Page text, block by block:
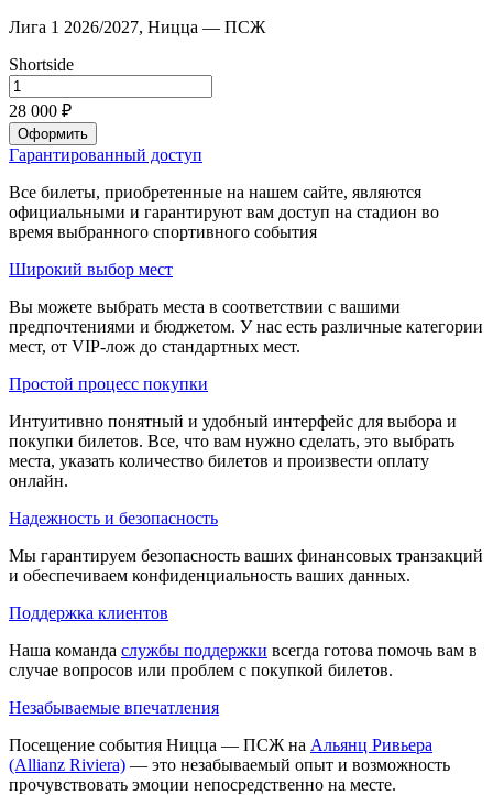
Лига 1 2026/2027, Ницца — ПСЖ
Shortside
28 000 ₽
Оформить
Гарантированный доступ
Все билеты, приобретенные на нашем сайте, являются
официальными и гарантируют вам доступ на стадион во
время выбранного спортивного события
Широкий выбор мест
Вы можете выбрать места в соответствии с вашими
предпочтениями и бюджетом. У нас есть различные категории
мест, от VIP-лож до стандартных мест.
Простой процесс покупки
Интуитивно понятный и удобный интерфейс для выбора и
покупки билетов. Все, что вам нужно сделать, это выбрать
места, указать количество билетов и произвести оплату
онлайн.
Надежность и безопасность
Мы гарантируем безопасность ваших финансовых транзакций
и обеспечиваем конфиденциальность ваших данных.
Поддержка клиентов
Наша команда службы поддержки всегда готова помочь вам в
случае вопросов или проблем с покупкой билетов.
Незабываемые впечатления
Посещение события Ницца — ПСЖ на Альянц Ривьера
(Allianz Riviera) — это незабываемый опыт и возможность
прочувствовать эмоции непосредственно на месте.